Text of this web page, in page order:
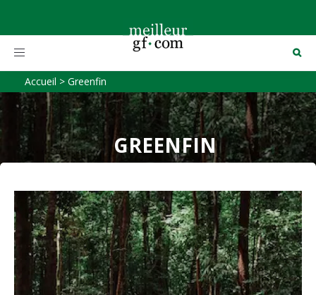
Toggle
Accueil > Greenfin
GREENFIN